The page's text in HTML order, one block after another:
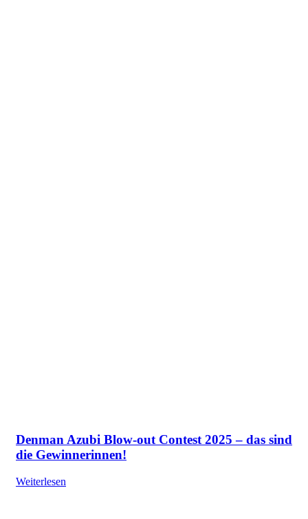
Denman Azubi Blow-out Contest 2025 – das sind
die Gewinnerinnen!
Weiterlesen